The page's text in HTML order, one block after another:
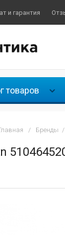
и гарантия
товаров
/ Бренды /